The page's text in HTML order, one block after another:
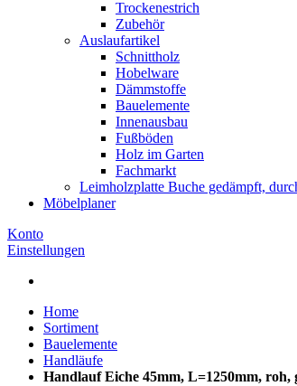
Trockenestrich
Zubehör
Auslaufartikel
Schnittholz
Hobelware
Dämmstoffe
Bauelemente
Innenausbau
Fußböden
Holz im Garten
Fachmarkt
Leimholzplatte Buche gedämpft,
Möbelplaner
Konto
Einstellungen
Home
Sortiment
Bauelemente
Handläufe
Handlauf Eiche 45mm, L=1250mm, roh,